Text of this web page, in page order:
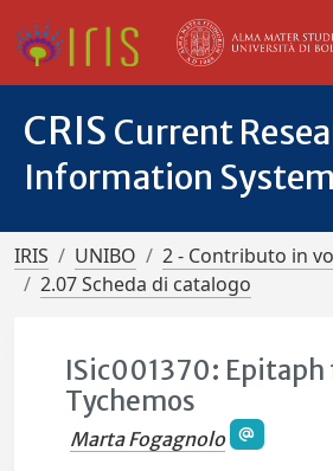
CRIS Current
Information System
IRIS UNIBO
2 - Contributo in
2.07 Scheda di catalogo
ISic001370: Epitaph
Tychemos
Marta Fogagnolo